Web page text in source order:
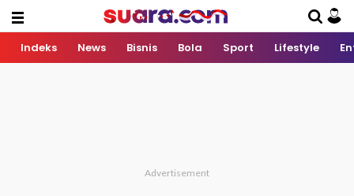
Indeks News Bisnis Bola Sport Lifestyle